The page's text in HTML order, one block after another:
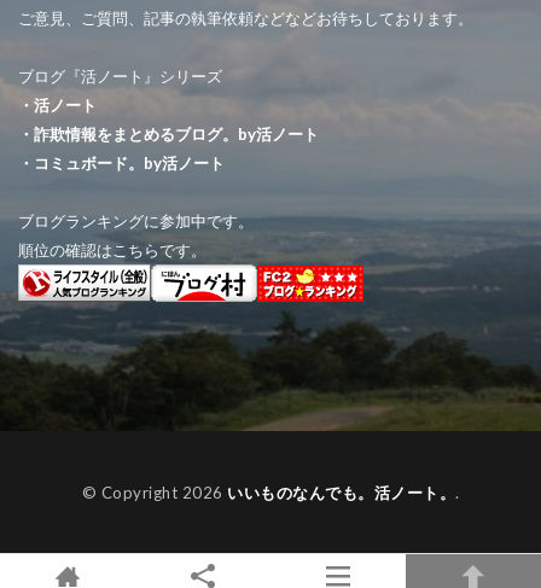
ご意見、ご質問、記事の執筆依頼などなどお待ちしております。
ブログ『活ノート』シリーズ
・活ノート
・詐欺情報をまとめるブログ。by活ノート
・コミュボード。by活ノート
ブログランキングに参加中です。
順位の確認はこちらです。
© Copyright 2026 いいものなんでも。活ノート。 .